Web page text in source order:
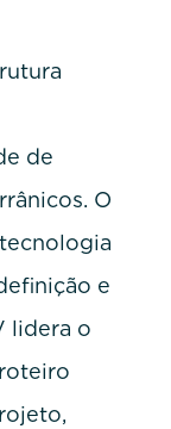
de
O
e
lidera o